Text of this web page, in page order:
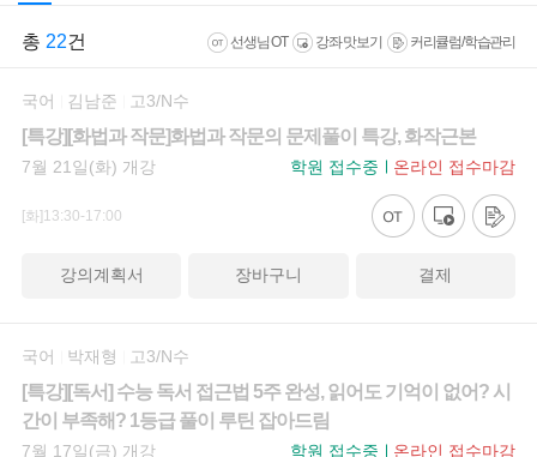
총 22건 선생님 OT 강좌 맛보기 커리큘럼/학습관리
국어 김남준 고3/N수
[특강][화법과 작문]화법과 작문의 문제풀이 특강, 화작근본
7월 21일(화) 개강 학원 접수중 온라인 접수마감
[화]13:30-17:00
강의계획서 장바구니 결제
국어 박재형 고3/N수
[특강][독서] 수능 독서 접근법 5주 완성, 읽어도 기억이 없어? 시
간이 부족해? 1등급 풀이 루틴 잡아드림
7월 17일(금) 개강 학원 접수중 온라인 접수마감